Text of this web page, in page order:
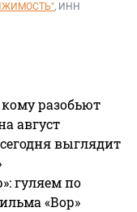
, ИНН
разобьют
август
выглядит
гуляем по
«Вор»